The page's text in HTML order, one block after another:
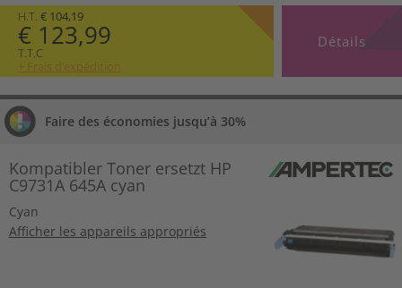
H.T. € 104,19
€ 123,99
T.T.C
+ Frais d’expédition
Détails
Faire des économies jusqu’à 30%
Kompatibler Toner ersetzt HP
C9731A 645A cyan
Cyan
Afficher les appareils appropriés